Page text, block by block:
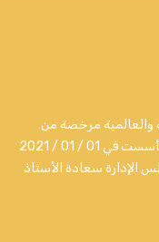
والعالمية مرخصة من
الهيئة العامة لتنظيم الإعلام رقم (1100666) تأسست في 01 / 01 / 2021
الإدارة سعادة الأستاذ